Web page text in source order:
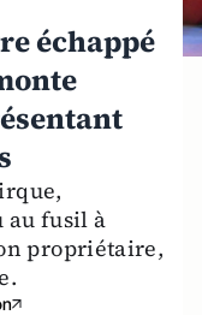
échappé
au fusil à
propriétaire,